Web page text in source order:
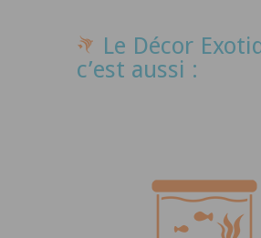
Le Décor
c’est aussi :